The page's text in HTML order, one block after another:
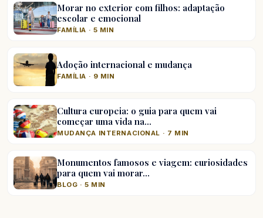
Morar no exterior com filhos: adaptação
escolar e emocional
FAMÍLIA · 5 MIN
Adoção internacional e mudança
FAMÍLIA · 9 MIN
Cultura europeia: o guia para quem vai
começar uma vida na…
MUDANÇA INTERNACIONAL · 7 MIN
Monumentos famosos e viagem: curiosidades
para quem vai morar…
BLOG · 5 MIN